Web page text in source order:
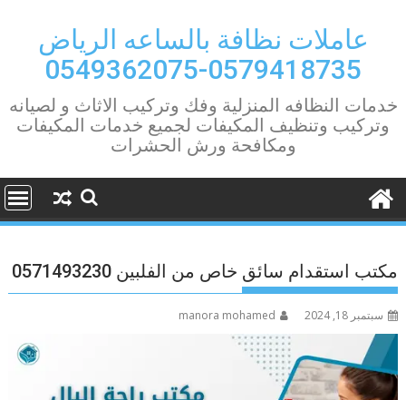
contentعاملات نظافة بالساعه الرياض
0579418735-0549362075
خدمات النظافه المنزلية وفك وتركيب الاثاث و لصيانه
وتركيب وتنظيف المكيفات لجميع خدمات المكيفات
ومكافحة ورش الحشرات
مكتب استقدام سائق خاص من الفلبين 0571493230
سبتمبر 18, 2024 manora mohamed